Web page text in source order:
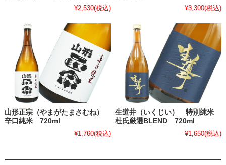
¥2,530(税込)
¥3,300(税込)
山形正宗（やまがたまさむね）
辛口純米 720ml
¥1,760(税込)
生道井（いくじい） 特別純米
杜氏厳選BLEND 720ml
¥1,650(税込)